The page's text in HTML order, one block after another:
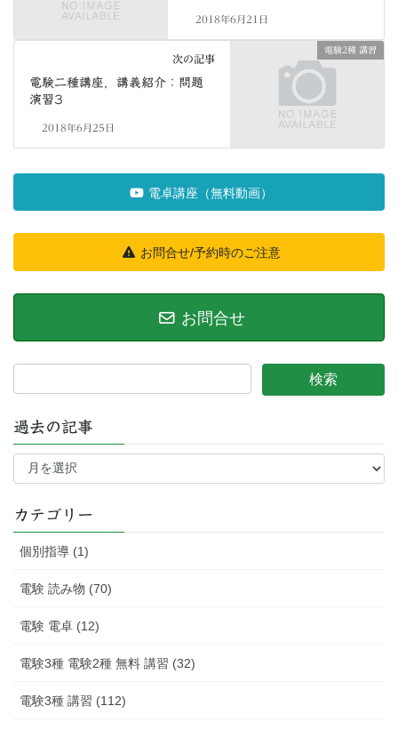
2018年6月21日
電験2種 講習
次の記事
電験二種講座，講義紹介：問題
演習3
2018年6月25日
電卓講座（無料動画）
お問合せ/予約時のご注意
お問合せ
過去の記事
過
記
カテゴリー
個別指導 (1)
電験 読み物 (70)
電験 電卓 (12)
電験3種 電験2種 無料 講習 (32)
電験3種 講習 (112)